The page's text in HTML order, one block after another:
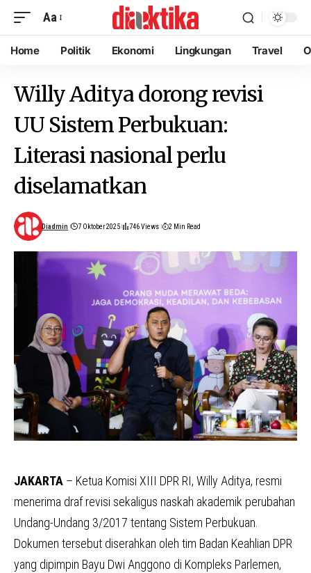
Aa
Home Politik Ekonomi Lingkungan Travel
Willy Aditya dorong revisi
UU Sistem Perbukuan:
Literasi nasional perlu
diselamatkan
Diadmin 7 Oktober 2025 746 Views 2 Min Read
JAKARTA – Ketua Komisi XIII DPR RI, Willy Aditya, resmi
menerima draf revisi sekaligus naskah akademik perubahan
Undang-Undang 3/2017 tentang Sistem Perbukuan.
Dokumen tersebut diserahkan oleh tim Badan Keahlian DPR
yang dipimpin Bayu Dwi Anggono di Kompleks Parlemen,